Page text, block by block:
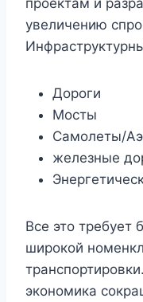
проектам и
увеличению
Дороги
Мосты
Самолеты/
железные
Все это требует
широкой
экономика